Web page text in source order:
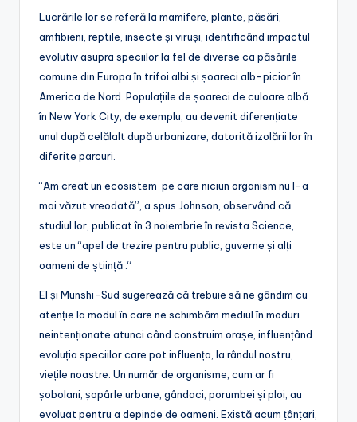
Lucrările lor se referă la mamifere, plante, păsări,
amfibieni, reptile, insecte și viruși, identificând impactul
evolutiv asupra speciilor la fel de diverse ca păsările
comune din Europa în trifoi albi și șoareci alb-picior în
America de Nord. Populațiile de șoareci de culoare albă
în New York City, de exemplu, au devenit diferențiate
unul după celălalt după urbanizare, datorită izolării lor în
diferite parcuri.
“Am creat un ecosistem pe care niciun organism nu l-a
mai văzut vreodată”, a spus Johnson, observând că
studiul lor, publicat în 3 noiembrie în revista Science,
este un “apel de trezire pentru public, guverne și alți
oameni de știință .“
El și Munshi-Sud sugerează că trebuie să ne gândim cu
atenție la modul în care ne schimbăm mediul în moduri
neintenționate atunci când construim orașe, influențând
evoluția speciilor care pot influența, la rândul nostru,
viețile noastre. Un număr de organisme, cum ar fi
șobolani, șopârle urbane, gândaci, porumbei și ploi, au
evoluat pentru a depinde de oameni. Există acum țânțari,